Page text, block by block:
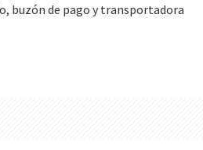
buzón de pago y transportadora